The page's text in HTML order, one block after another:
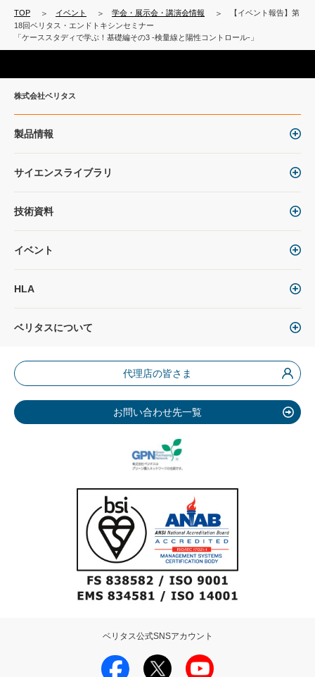
TOP イベント 学会・展示会・講演会情報
【イベント報告】第
18回ベリタス・エンドトキシンセミナー
「ケーススタディで学ぶ！基礎編その3 -検量線と陽性コントロール-」
株式会社ベリタス
製品情報
サイエンスライブラリ
技術資料
イベント
HLA
ベリタスについて
代理店の皆さま
お問い合わせ先一覧
ベリタス公式SNSアカウント